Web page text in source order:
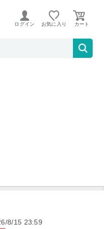
ログイン お気に入り
3点セット TN-TU
8/15 23:59